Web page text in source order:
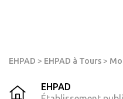
EHPAD > EHPAD à Tours >
EHPAD